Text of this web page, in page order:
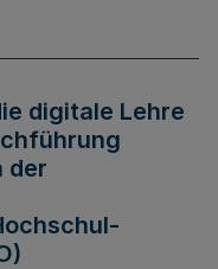
digitale Lehre
der